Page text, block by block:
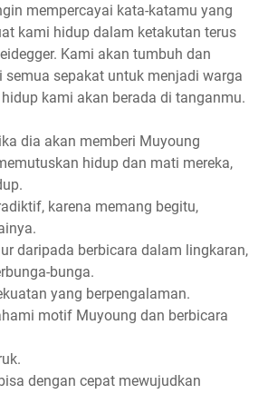
mempercayai kata-katamu yang
kami hidup dalam ketakutan terus
Kami akan tumbuh dan
semua sepakat untuk menjadi warga
kami akan berada di tanganmu.
dia akan memberi Muyoung
hidup dan mati mereka,
karena memang begitu,
​​daripada berbicara dalam lingkaran,
bunga.
yang berpengalaman.
motif Muyoung dan berbicara
dengan cepat mewujudkan